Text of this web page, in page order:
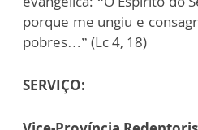
porque me ungiu e
pobres…” (Lc 4, 18)
SERVIÇO: